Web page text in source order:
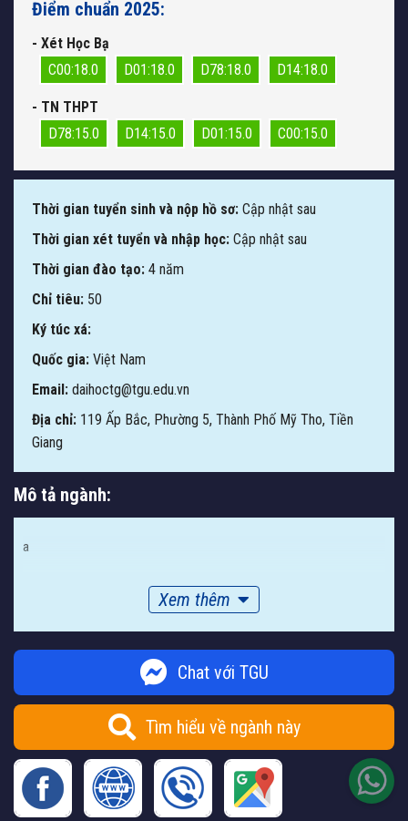
Điểm chuẩn 2025:
- Xét Học Bạ
C00:18.0
D01:18.0 D78:18.0 D14:18.0
- TN THPT
D78:15.0
D14:15.0 D01:15.0 C00:15.0
Thời gian tuyển sinh và nộp hồ sơ: Cập nhật sau
Thời gian xét tuyển và nhập học: Cập nhật sau
Thời gian đào tạo: 4 năm
Chỉ tiêu: 50
Ký túc xá:
Quốc gia: Việt Nam
Email: daihoctg@tgu.edu.vn
Địa chỉ: 119 Ấp Bắc, Phường 5, Thành Phố Mỹ Tho, Tiền
Giang
Mô tả ngành:
a
Xem thêm
Chat với TGU
Tìm hiểu về ngành này